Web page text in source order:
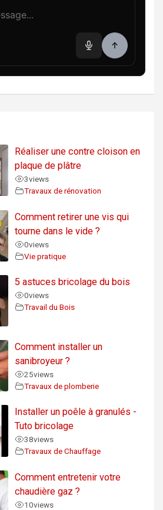
Réaliser une contre cloison en
plaque de plâtre
3views
Travaux de rénovation
Comment retirer une vis qui
tourne dans le vide ?
0views
Vie pratique
5 astuces bricolage du bois
0views
Travail du Bois
Comment installer un
sanibroyeur ?
25views
Travaux de plomberie
Installer un poêle à granulés -
Tuto bricolage
38views
Travaux de Chauffage
Comment entretenir votre
chaudière gaz ?
10views